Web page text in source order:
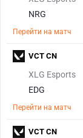
NRG
Перейти на матч
XLG Esports
EDG
Перейти на матч
VCT CN
VCT CN